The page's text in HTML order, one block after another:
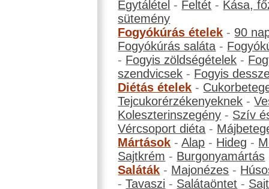
Egytálétel - Feltét - Kása,
sütemény
Fogyókúrás ételek - 90
Fogyókúrás saláta -
- Fogyis zöldségételek -
szendvicsek - Fogyis
Diétás ételek -
Tejcukorérzékenyeknek -
Koleszterinszegény - Szív
Vércsoport diéta -
Mártások -Alap - Hideg -
Sajtkrém - Burgonyamártás
Saláták - Majonézes -
-Tavaszi - Salátaöntet -